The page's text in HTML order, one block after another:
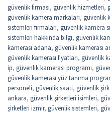
güvenlik firması, güvenlik hizmetleri,
güvenlik kamera markaları, güvenlik
sistemleri firmaları, güvenlik kamera
sistemleri hakkında bilgi, guvenlik
kamerası adana, güvenlik kamerası
güvenlik kamerası fiyatları, güvenlik
ip, güvenlik kamerası programı,
güvenlik kamerası yüz tanıma
personeli, güvenlik saati, güvenlik
ankara, güvenlik şirketleri isimleri,
şirketleri izmir, güvenlik sistemleri,